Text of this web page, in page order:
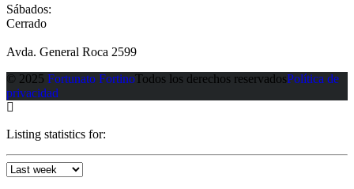
Sábados:
Cerrado
Avda. General Roca 2599
© 2025 Fortunato FortinoTodos los derechos reservadosPolítica de
privacidad
Listing statistics for: